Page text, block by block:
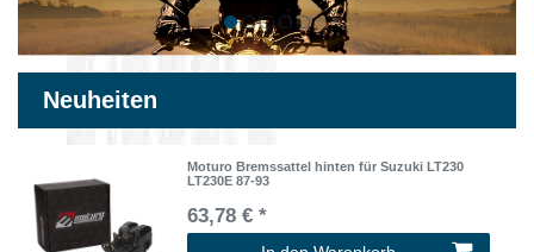
Neuheiten
Moturo Bremssattel hinten für Suzuki LT230
LT230E 87-93
63,78 € *